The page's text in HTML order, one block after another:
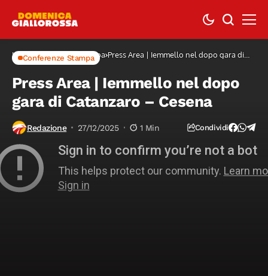
Home Conferenze Stampa Press Area | Iemmello nel dopo gara di
Conferenze Stampa
Press Area | Iemmello nel dopo
gara di Catanzaro – Cesena
Redazione 27/12/2025 1 Min Condividi